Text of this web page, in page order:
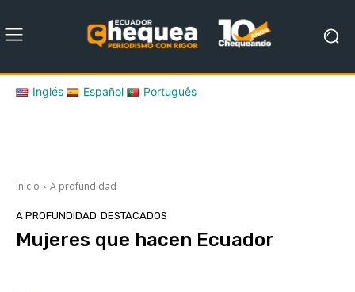
Inglés Español Português
Inicio A profundidad
A PROFUNDIDAD DESTACADOS
Mujeres que hacen Ecuador